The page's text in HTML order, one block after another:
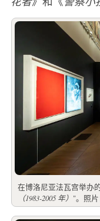
在博洛尼亚法瓦宫举办
（1983-2005 年） "。照